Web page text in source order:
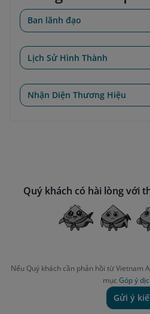
Ban lãnh đạo
Lịch Sử Hình Thành
Nhận Diện Thương Hiệu
Quý khách có hài lòng với
Nếu Quý khách cần phản hồi từ Vietnam
mục Góp ý
Gửi ý